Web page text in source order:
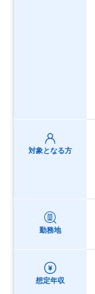
対象となる方
勤務地
想定年収